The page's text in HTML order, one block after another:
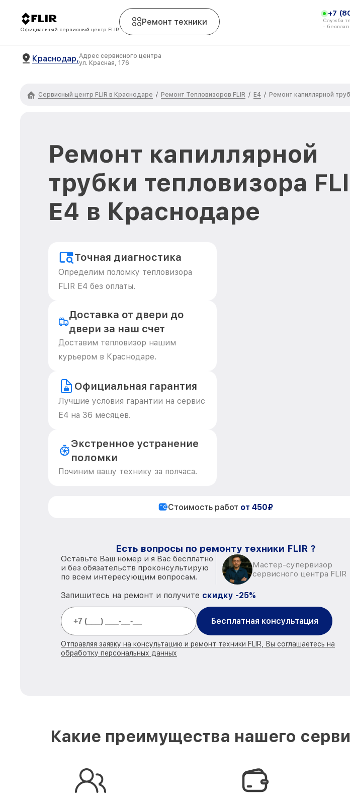
Официальный сервисный центр FLIR
Ремонт техники
+7
Служба
-
Краснодар,Адрес сервисного центра
ул. Красная, 176
Сервисный центр FLIR в Краснодаре / Ремонт Тепловизоров FLIR / E4 / Ремонт капиллярной
Ремонт капиллярной
трубки тепловизора
E4 в Краснодаре
Точная диагностика
Определим поломку тепловизора
FLIR E4 без оплаты.
Доставка от двери до
двери за наш счет
Доставим тепловизор нашим
курьером в Краснодаре.
Официальная гарантия
Лучшие условия гарантии на сервис
E4 на 36 месяцев.
Экстренное устранение
поломки
Починим вашу технику за полчаса.
Стоимость работ от 450₽
Есть вопросы по ремонту техники FLIR ?
Оставьте Ваш номер и я Вас бесплатно
и без обязательств проконсультирую
по всем интересующим вопросам.
Мастер-супервизор
сервисного центра FLIR
Запишитесь на ремонт и получите скидку -25%
Бесплатная консультация
Отправляя заявку на консультацию и ремонт техники FLIR, Вы соглашаетесь на
обработку персональных данных
Какие преимущества нашего